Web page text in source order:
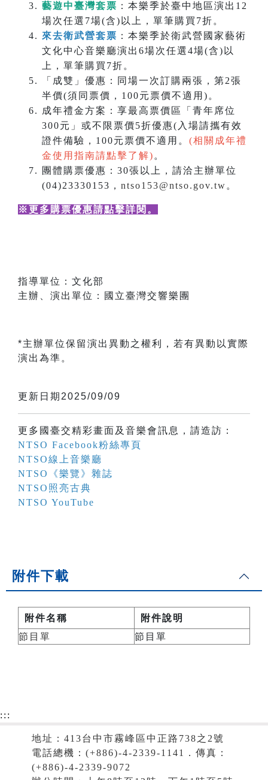
藝遊中臺灣套票 ：本樂季於臺中地區演出12
場次任選7場(含)以上，單筆購買7折。
來去衛武營套票 ：本樂季於衛武營國家藝術
文化中心音樂廳演出6場次任選4場(含)以
上，單筆購買7折。
「成雙」優惠：同場一次訂購兩張，第2張
半價(須同票價，100元票價不適用)。
成年禮金方案：享最高票價區「青年席位
300元」或不限票價5折優惠(入場請攜有效
證件備驗，100元票價不適用。 (相關成年禮
金使用指南請點擊了解) 。
團體購票優惠：30張以上，請洽主辦單位
(04)23330153， ntso153@ntso.gov.tw 。
※更多購票優惠請點擊詳閱 。
指導單位：文化部
主辦、演出單位：國立臺灣交響樂團
*主辦單位保留演出異動之權利，若有異動以實際
演出為準。
更新日期2025/09/09
更多國臺交精彩畫面及音樂會訊息，請造訪：
NTSO Facebook粉絲專頁
NTSO線上音樂廳
NTSO《樂覽》雜誌
NTSO照亮古典
NTSO YouTube
附件下載
附件名稱
附件說明
節目單
節目單
:::
地址：413台中市霧峰區中正路738之2號
電話總機：(+886)-4-2339-1141．傳真：
(+886)-4-2339-9072